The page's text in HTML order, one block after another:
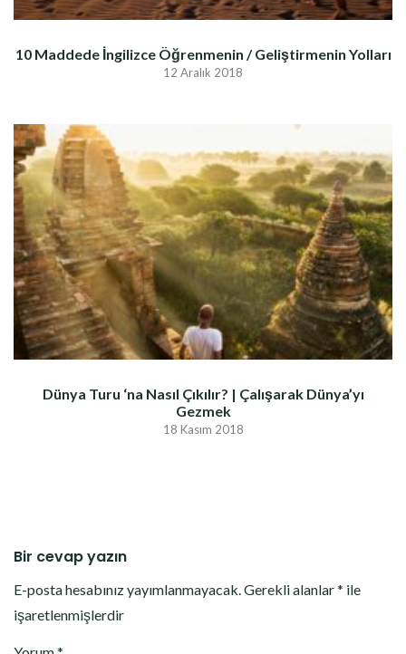
10 Maddede İngilizce Öğrenmenin / Geliştirmenin Yolları
12 Aralık 2018
Dünya Turu ‘na Nasıl Çıkılır? | Çalışarak Dünya’yı
Gezmek
18 Kasım 2018
Bir cevap yazın
E-posta hesabınız yayımlanmayacak.Gerekli alanlar* ile
işaretlenmişlerdir